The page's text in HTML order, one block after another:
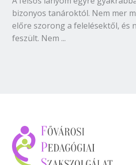
bizonyos tanároktól. Nem mer
előre szorong a felelésektől, és
feszült. Nem ...